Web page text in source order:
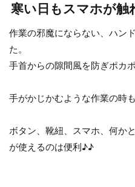
寒い日もスマホが触
作業の邪魔にならない、ハン
た。
手首からの隙間風を防ぎポカポ
手がかじかむような作業の時
ボタン、靴紐、スマホ、何か
が使えるのは便利♪♪